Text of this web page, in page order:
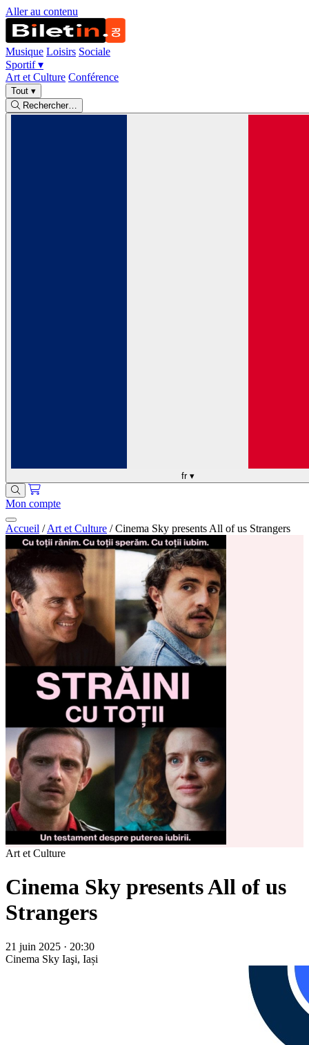
Aller au contenu
Musique Loisirs Sociale
Sportif▾
Art et Culture Conférence
Tout ▾
Rechercher…
fr ▾
Mon compte
Accueil / Art et Culture / Cinema Sky presents All of us Strangers
Art et Culture
Cinema Sky presents All of us
Strangers
21 juin 2025 · 20:30
Cinema Sky Iaşi, Iași